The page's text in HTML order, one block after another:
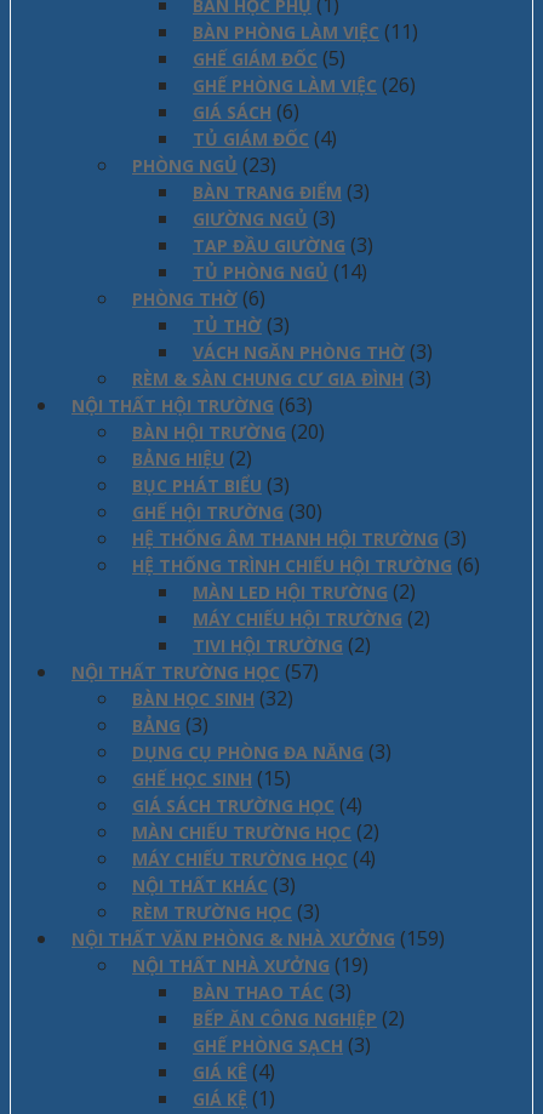
BÀN HỘC PHỤ
BÀN PHÒNG LÀM VIỆC (11)
GHẾ GIÁM ĐỐC (5)
GHẾ PHÒNG LÀM VIỆC (26)
GIÁ SÁCH (6)
TỦ GIÁM ĐỐC (4)
PHÒNG NGỦ (23)
BÀN TRANG ĐIỂM (3)
GIƯỜNG NGỦ (3)
TAP ĐẦU GIƯỜNG (3)
TỦ PHÒNG NGỦ (14)
PHÒNG THỜ (6)
TỦ THỜ (3)
VÁCH NGĂN PHÒNG THỜ (3)
RÈM & SÀN CHUNG CƯ GIA ĐÌNH (3)
NỘI THẤT HỘI TRƯỜNG (63)
BÀN HỘI TRƯỜNG (20)
BẢNG HIỆU (2)
BỤC PHÁT BIỂU (3)
GHẾ HỘI TRƯỜNG (30)
HỆ THỐNG ÂM THANH HỘI TRƯỜNG (3)
HỆ THỐNG TRÌNH CHIẾU HỘI TRƯỜNG (6)
MÀN LED HỘI TRƯỜNG (2)
MÁY CHIẾU HỘI TRƯỜNG (2)
TIVI HỘI TRƯỜNG (2)
NỘI THẤT TRƯỜNG HỌC (57)
BÀN HỌC SINH (32)
BẢNG (3)
DỤNG CỤ PHÒNG ĐA NĂNG (3)
GHẾ HỌC SINH (15)
GIÁ SÁCH TRƯỜNG HỌC (4)
MÀN CHIẾU TRƯỜNG HỌC (2)
MÁY CHIẾU TRƯỜNG HỌC (4)
NỘI THẤT KHÁC (3)
RÈM TRƯỜNG HỌC (3)
NỘI THẤT VĂN PHÒNG & NHÀ XƯỞNG (159)
NỘI THẤT NHÀ XƯỞNG (19)
BÀN THAO TÁC (3)
BẾP ĂN CÔNG NGHIỆP (2)
GHẾ PHÒNG SẠCH (3)
GIÁ KÊ (4)
GIÁ KỆ (1)